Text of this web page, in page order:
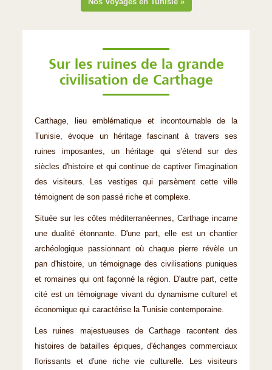
Sur les ruines de la grande
civilisation de Carthage
Carthage, lieu emblématique et incontournable de la
Tunisie, évoque un héritage fascinant à travers ses
ruines imposantes, un héritage qui s'étend sur des
siècles d'histoire et qui continue de captiver l'imagination
des visiteurs. Les vestiges qui parsèment cette ville
témoignent de son passé riche et complexe.
Située sur les côtes méditerranéennes, Carthage incarne
une dualité étonnante. D'une part, elle est un chantier
archéologique passionnant où chaque pierre révèle un
pan d'histoire, un témoignage des civilisations puniques
et romaines qui ont façonné la région. D'autre part, cette
cité est un témoignage vivant du dynamisme culturel et
économique qui caractérise la Tunisie contemporaine.
Les ruines majestueuses de Carthage racontent des
histoires de batailles épiques, d'échanges commerciaux
florissants et d'une riche vie culturelle. Les visiteurs